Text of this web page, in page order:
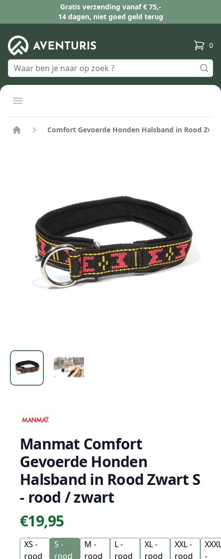
Gratis verzending vanaf € 75,-
14 dagen, niet goed geld terug
0
Open menu
Comfort Gevoerde Honden Halsband in Rood
Manmat Comfort
Gevoerde Honden
Halsband in Rood Zwart S
- rood / zwart
Prijs
€19,95
XS -
rood
S -
rood
M -
rood
L -
rood
XL -
rood
XXL -
rood
-